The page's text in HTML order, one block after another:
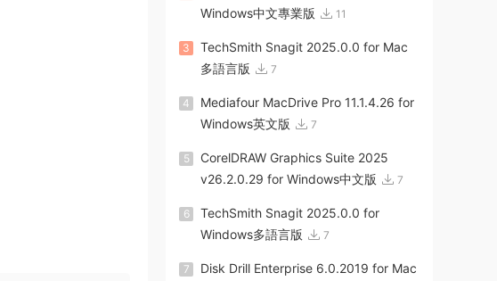
Windows中文專業版
11
3
TechSmith Snagit 2025.0.0 for Mac
多語言版
7
4
Mediafour MacDrive Pro 11.1.4.26 for
Windows英文版
7
5
CorelDRAW Graphics Suite 2025
v26.2.0.29 for Windows中文版
7
6
TechSmith Snagit 2025.0.0 for
Windows多語言版
7
7
Disk Drill Enterprise 6.0.2019 for Mac